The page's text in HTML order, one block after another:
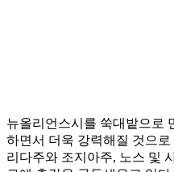
뉴올리언스시를 쑥대밭으로
하면서 더욱 강력해질 것으
리다주와 조지아주, 노스 및